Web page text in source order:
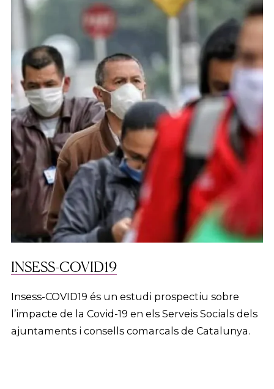
INSESS-COVID19
Insess-COVID19 és un estudi prospectiu sobre
l’impacte de la Covid-19 en els Serveis Socials dels
ajuntaments i consells comarcals de Catalunya.